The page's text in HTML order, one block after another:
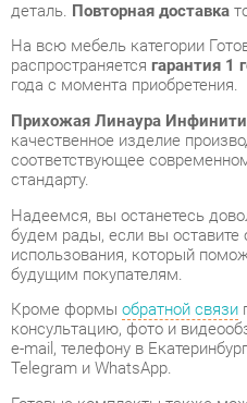
Прихожая Линаура Инфинити
соответствующее современному
стандарту.
будем рады, если вы оставите
использования, который
будущим покупателям.
Кроме формы
консультацию, фото и
e-mail, телефону в
Telegram и WhatsApp.
Готовые комплекты также
нашем шоу-руме и купить
Венге/Дуб молочный,
центрального склада в г.
адресов и магазинов смотрите